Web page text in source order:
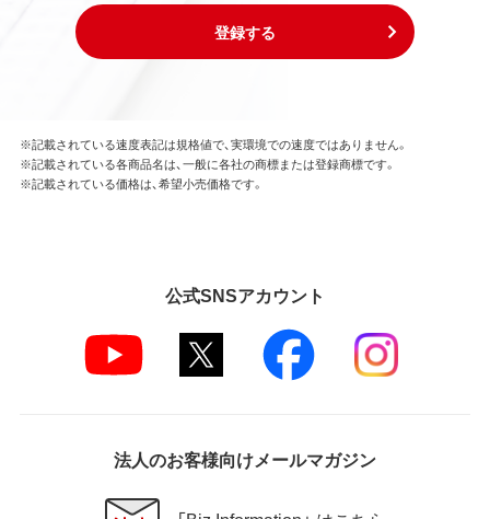
登録する
※記載されている速度表記は規格値で、実環境での速度ではありません。
※記載されている各商品名は、一般に各社の商標または登録商標です。
※記載されている価格は、希望小売価格です。
公式SNSアカウント
法人のお客様向けメールマガジン